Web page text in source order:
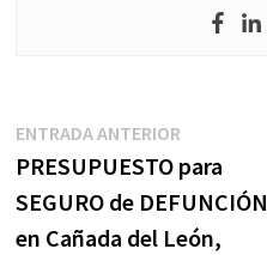
Navegación
de
entradas
ENTRADA ANTERIOREntrada
anterior:
PRESUPUESTO para
SEGURO de DEFUNCIÓN
en Cañada del León,